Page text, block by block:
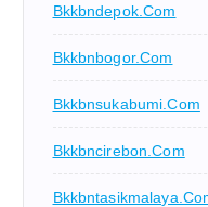
Bkkbndepok.com
Bkkbnbogor.com
Bkkbnsukabumi.com
Bkkbncirebon.com